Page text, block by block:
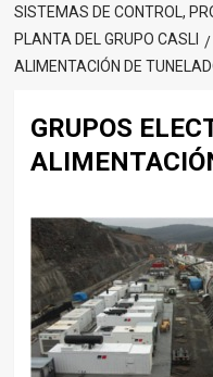
SISTEMAS DE CONTROL,
PLANTA DEL GRUPO CASLI
ALIMENTACIÓN DE
GRUPOS